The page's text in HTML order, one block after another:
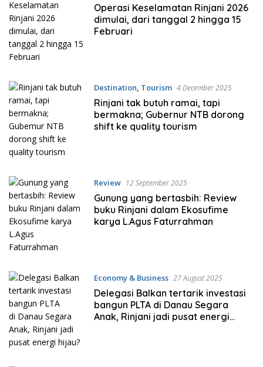
2026
Operasi Keselamatan Rinjani 2026
dimulai, dari tanggal 2 hingga 15
Februari
Destination, Tourism 4 December 2025
Rinjani tak butuh ramai, tapi
bermakna; Gubernur NTB dorong
shift ke quality tourism
Review 12 September 2025
Gunung yang bertasbih: Review
buku Rinjani dalam Ekosufime
karya L.Agus Faturrahman
Economy & Business 27 August 2025
Delegasi Balkan tertarik investasi
bangun PLTA di Danau Segara
Anak, Rinjani jadi pusat energi